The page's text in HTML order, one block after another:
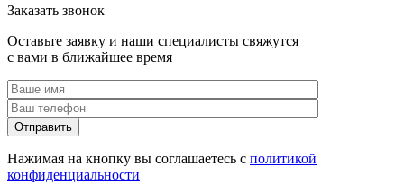
Заказать звонок
Оставьте заявку и наши специалисты свяжутся
с вами в ближайшее время
Нажимая на кнопку вы соглашаетесь с политикой
конфиденциальности